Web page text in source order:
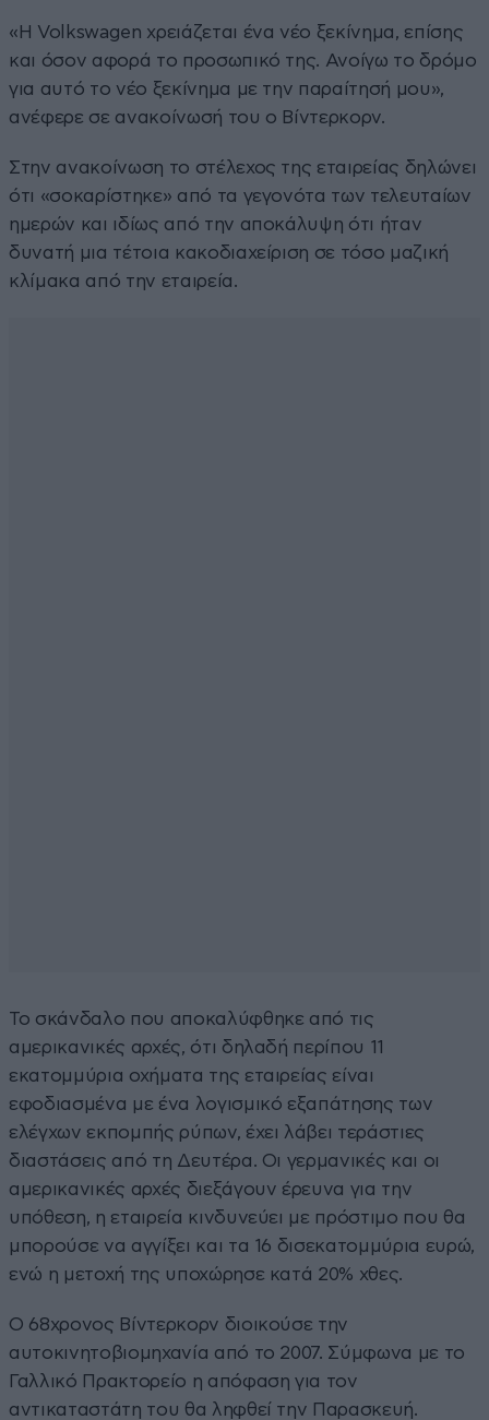
«Η Volkswagen χρειάζεται ένα νέο ξεκίνημα, επίσης
και όσον αφορά το προσωπικό της. Ανοίγω το δρόμο
για αυτό το νέο ξεκίνημα με την παραίτησή μου»,
ανέφερε σε ανακοίνωσή του ο Βίντερκορν.
Στην ανακοίνωση το στέλεχος της εταιρείας δηλώνει
ότι «σοκαρίστηκε» από τα γεγονότα των τελευταίων
ημερών και ιδίως από την αποκάλυψη ότι ήταν
δυνατή μια τέτοια κακοδιαχείριση σε τόσο μαζική
κλίμακα από την εταιρεία.
Το σκάνδαλο που αποκαλύφθηκε από τις
αμερικανικές αρχές, ότι δηλαδή περίπου 11
εκατομμύρια οχήματα της εταιρείας είναι
εφοδιασμένα με ένα λογισμικό εξαπάτησης των
ελέγχων εκπομπής ρύπων, έχει λάβει τεράστιες
διαστάσεις από τη Δευτέρα. Οι γερμανικές και οι
αμερικανικές αρχές διεξάγουν έρευνα για την
υπόθεση, η εταιρεία κινδυνεύει με πρόστιμο που θα
μπορούσε να αγγίξει και τα 16 δισεκατομμύρια ευρώ,
ενώ η μετοχή της υποχώρησε κατά 20% χθες.
Ο 68χρονος Βίντερκορν διοικούσε την
αυτοκινητοβιομηχανία από το 2007. Σύμφωνα με το
Γαλλικό Πρακτορείο η απόφαση για τον
αντικαταστάτη του θα ληφθεί την Παρασκευή.